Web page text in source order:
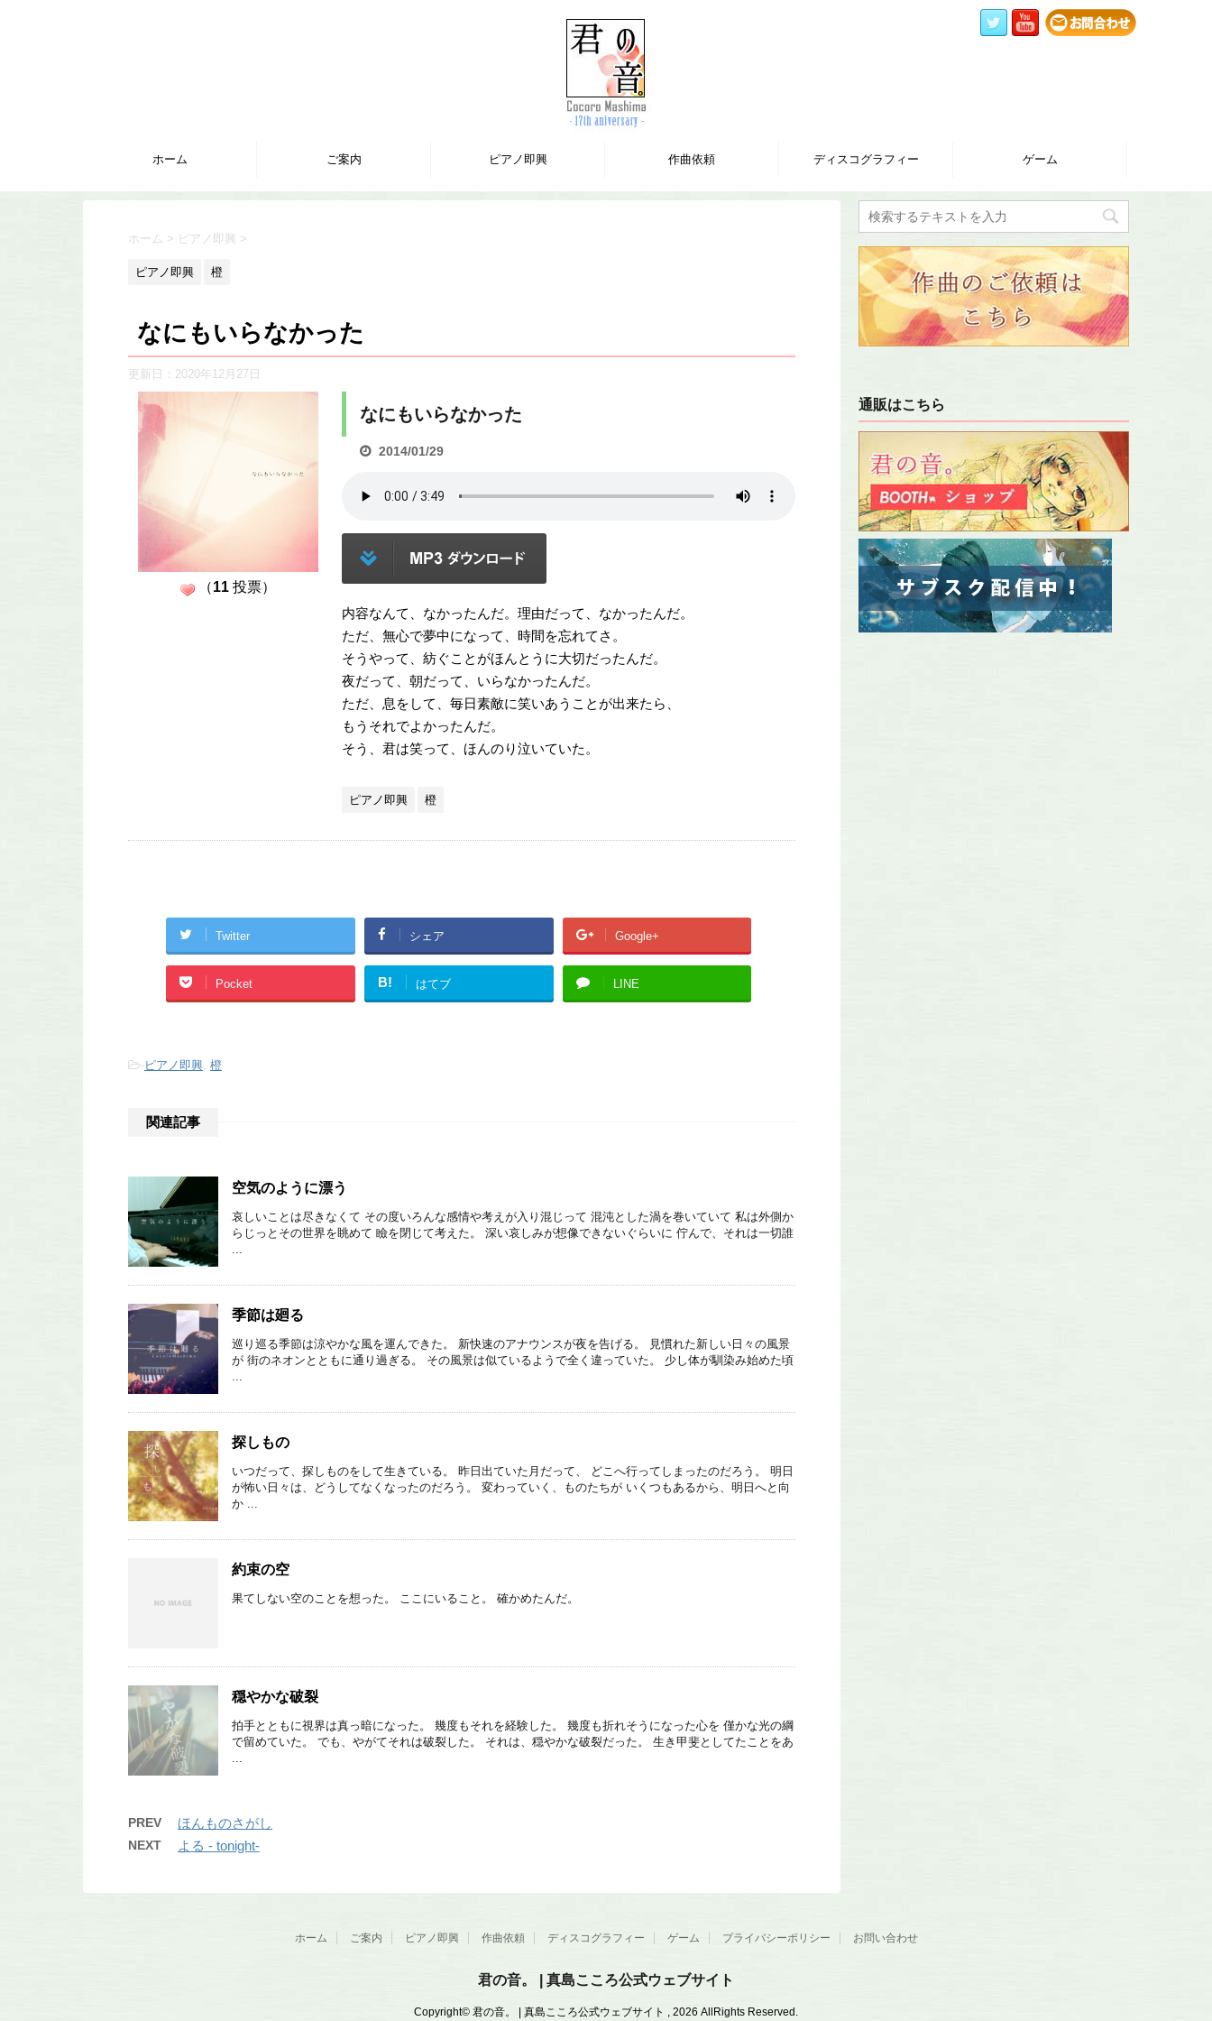
ホーム ご案内 ピアノ即興 作曲依頼 ディスコグラフィー ゲーム
ホーム > ピアノ即興 >
ピアノ即興 橙
なにもいらなかった
更新日： 2020年12月27日
（11 投票）
なにもいらなかった
2014/01/29
内容なんて、なかったんだ。理由だって、なかったんだ。
ただ、無心で夢中になって、時間を忘れてさ。
そうやって、紡ぐことがほんとうに大切だったんだ。
夜だって、朝だって、いらなかったんだ。
ただ、息をして、毎日素敵に笑いあうことが出来たら、
もうそれでよかったんだ。
そう、君は笑って、ほんのり泣いていた。
ピアノ即興 橙
Twitter シェア Google+
Pocket B! はてブ LINE
-ピアノ即興, 橙
関連記事
空気のように漂う
哀しいことは尽きなくて その度いろんな感情や考えが入り混じって 混沌とした渦を巻いていて 私は外側か
らじっとその世界を眺めて 瞼を閉じて考えた。 深い哀しみが想像できないぐらいに 佇んで、それは一切誰
...
季節は廻る
巡り巡る季節は涼やかな風を運んできた。 新快速のアナウンスが夜を告げる。 見慣れた新しい日々の風景
が 街のネオンとともに通り過ぎる。 その風景は似ているようで全く違っていた。 少し体が馴染み始めた頃
...
探しもの
いつだって、探しものをして生きている。 昨日出ていた月だって、 どこへ行ってしまったのだろう。 明日
が怖い日々は、どうしてなくなったのだろう。 変わっていく、ものたちが いくつもあるから、明日へと向
か ...
約束の空
果てしない空のことを想った。 ここにいること。 確かめたんだ。
穏やかな破裂
拍手とともに視界は真っ暗になった。 幾度もそれを経験した。 幾度も折れそうになった心を 僅かな光の綱
で留めていた。 でも、やがてそれは破裂した。 それは、穏やかな破裂だった。 生き甲斐としてたことをあ
...
PREV ほんものさがし
NEXT よる - tonight-
通販はこちら
ホーム ご案内 ピアノ即興 作曲依頼 ディスコグラフィー ゲーム プライバシーポリシー お問い合わせ
君の音。 | 真島こころ公式ウェブサイト
Copyright© 君の音。 | 真島こころ公式ウェブサイト , 2026 AllRights Reserved.